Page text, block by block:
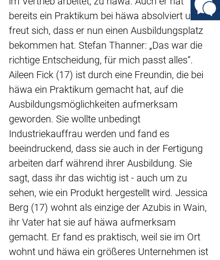
bereits ein Praktikum bei häwa absolviert und
freut sich, dass er nun einen Ausbildungsplatz
bekommen hat. Stefan Thanner: „Das war die
richtige Entscheidung, für mich passt alles“.
Aileen Fick (17) ist durch eine Freundin, die bei
häwa ein Praktikum gemacht hat, auf die
Ausbildungsmöglichkeiten aufmerksam
geworden. Sie wollte unbedingt
Industriekauffrau werden und fand es
beeindruckend, dass sie auch in der Fertigung
arbeiten darf während ihrer Ausbildung. Sie
sagt, dass ihr das wichtig ist - auch um zu
sehen, wie ein Produkt hergestellt wird. Jessica
Berg (17) wohnt als einzige der Azubis in Wain,
ihr Vater hat sie auf häwa aufmerksam
gemacht. Er fand es praktisch, weil sie im Ort
wohnt und häwa ein größeres Unternehmen ist